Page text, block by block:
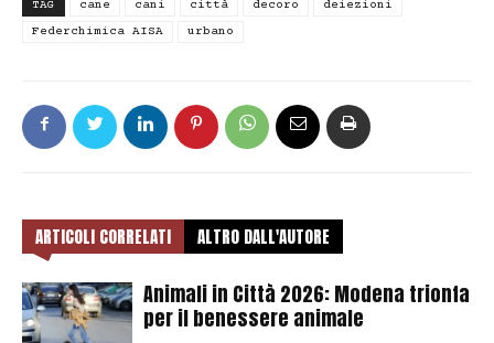
TAG cane cani città decoro
deiezioni
Federchimica AISA
urbano
ARTICOLI CORRELATI ALTRO DALL'AUTORE
Animali in Città 2026: Modena trionfa
per il benessere animale